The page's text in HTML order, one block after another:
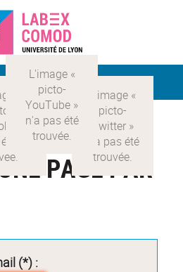
PAGE PAR
(*) :